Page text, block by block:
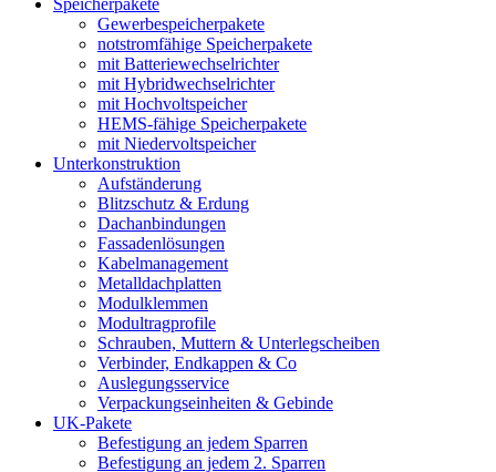
Speicherpakete
Gewerbespeicherpakete
notstromfähige Speicherpakete
mit Batteriewechselrichter
mit Hybridwechselrichter
mit Hochvoltspeicher
HEMS-fähige Speicherpakete
mit Niedervoltspeicher
Unterkonstruktion
Aufständerung
Blitzschutz & Erdung
Dachanbindungen
Fassadenlösungen
Kabelmanagement
Metalldachplatten
Modulklemmen
Modultragprofile
Schrauben, Muttern & Unterlegscheiben
Verbinder, Endkappen & Co
Auslegungsservice
Verpackungseinheiten & Gebinde
UK-Pakete
Befestigung an jedem Sparren
Befestigung an jedem 2. Sparren